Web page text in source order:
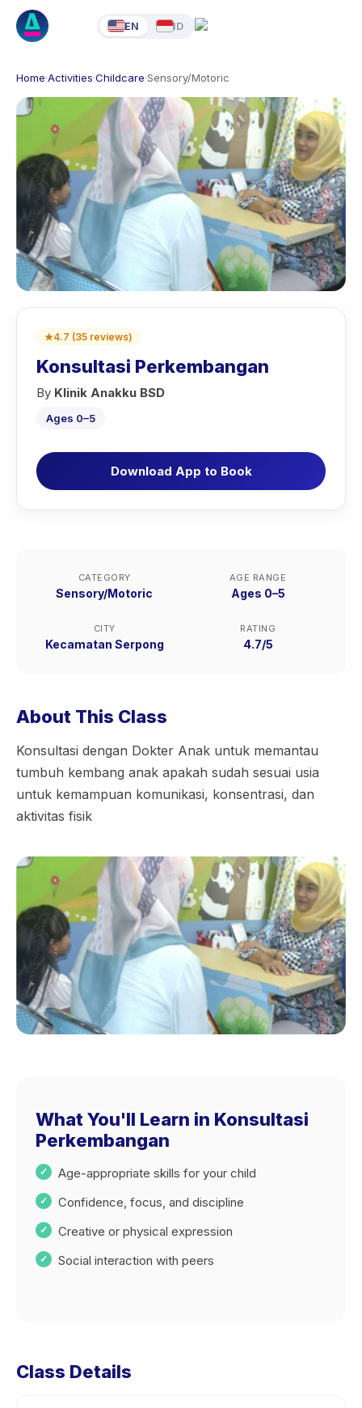
EN ID
Home·Activities·Childcare·Sensory/Motoric
★4.7 (35 reviews)
Konsultasi Perkembangan
By Klinik Anakku BSD
Ages 0–5
Download App to Book
CATEGORY
Sensory/Motoric
AGE RANGE
Ages 0–5
CITY
Kecamatan Serpong
RATING
4.7/5
About This Class
Konsultasi dengan Dokter Anak untuk memantau
tumbuh kembang anak apakah sudah sesuai usia
untuk kemampuan komunikasi, konsentrasi, dan
aktivitas fisik
What You'll Learn in Konsultasi
Perkembangan
Age-appropriate skills for your child
Confidence, focus, and discipline
Creative or physical expression
Social interaction with peers
Class Details